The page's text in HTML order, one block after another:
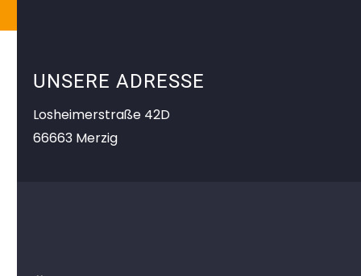
UNSERE ADRESSE
Losheimerstraße 42D
66663 Merzig